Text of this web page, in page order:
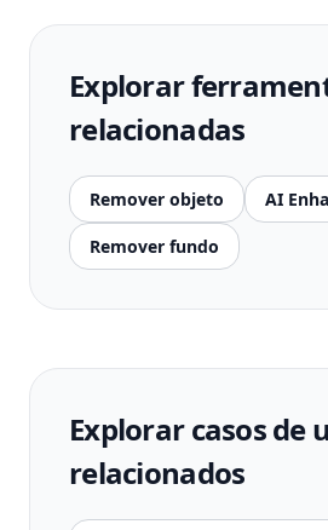
Explorar
relacionadas
Remover objeto AI
Remover fundo
Explorar casos de
relacionados